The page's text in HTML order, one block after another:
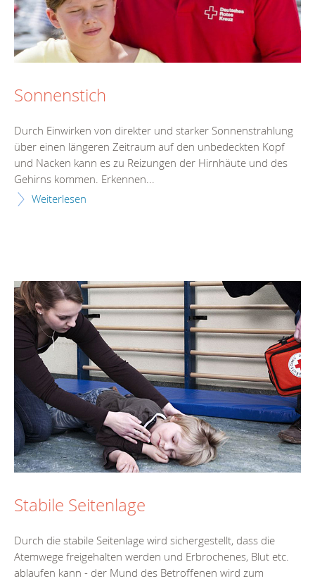
Sonnenstich
Durch Einwirken von direkter und starker Sonnenstrahlung
über einen längeren Zeitraum auf den unbedeckten Kopf
und Nacken kann es zu Reizungen der Hirnhäute und des
Gehirns kommen. Erkennen...
Weiterlesen
Stabile Seitenlage
Durch die stabile Seitenlage wird sichergestellt, dass die
Atemwege freigehalten werden und Erbrochenes, Blut etc.
ablaufen kann - der Mund des Betroffenen wird zum